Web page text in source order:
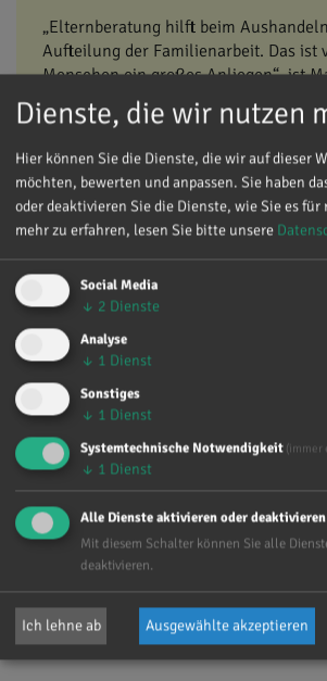
„Elternberatung hilft beim
Aufteilung der Familienarbeit. Das ist
Menschen ein großes Anliegen“, ist
Kronthaler, Generalsekretärin von
österreich überzeugt.
mehr
Kinderrechte:
fordert Einhaltung!
13.11.2025
Am 20.11. ist der internationale Tag
aktion leben österreich tritt für ein
Einhalten der Kinderrechte ein – auch
mehr
Dienste, die wir nutzen
Hier können Sie die Dienste, die wir auf dieser
möchten, bewerten und anpassen. Sie haben
oder deaktivieren Sie die Dienste, wie Sie es
mehr zu erfahren, lesen Sie bitte unsere
Social Media
↓ 2 Dienste
Analyse
↓ 1 Dienst
Sonstiges
↓ 1 Dienst
Systemtechnische Notwendigkeit (immer
↓ 1 Dienst
Alle Dienste aktivieren oder deaktivieren
Mit diesem Schalter können Sie alle
deaktivieren.
Ich lehne ab Ausgewählte akzeptieren